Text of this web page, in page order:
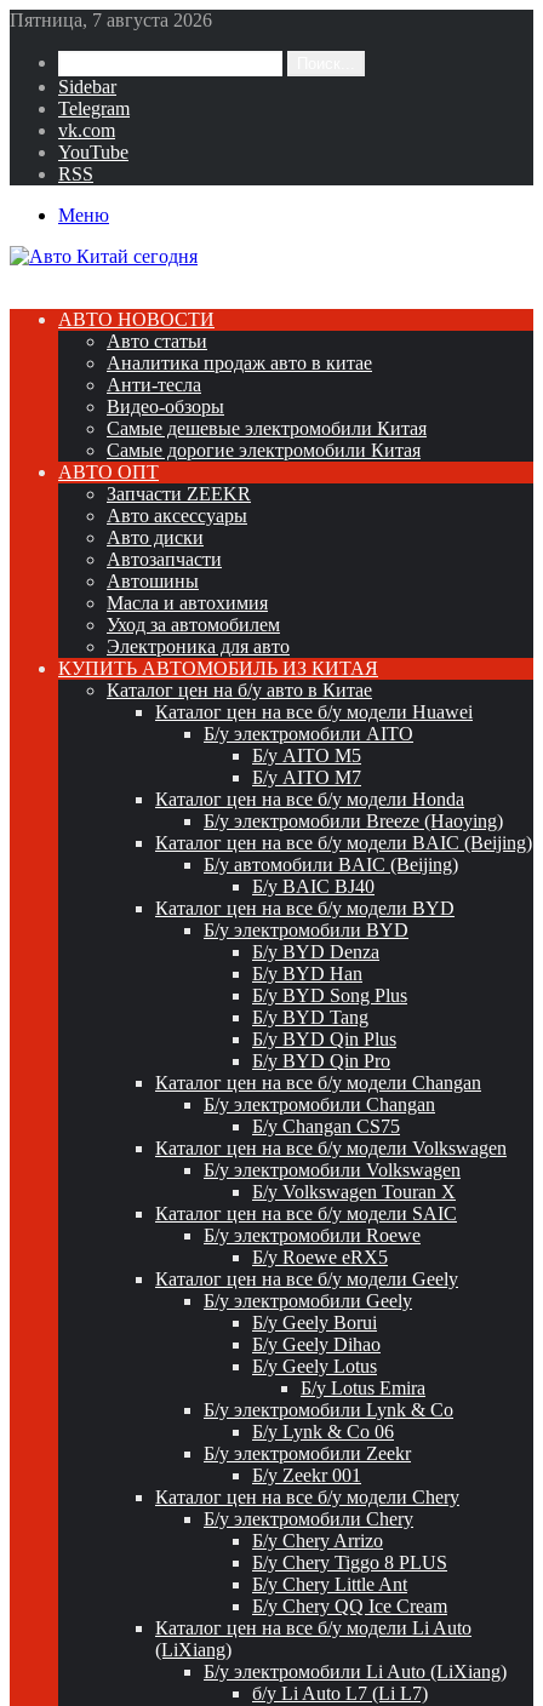
Пятница, 7 августа 2026
Sidebar
Telegram
vk.com
YouTube
RSS
Меню
АВТО НОВОСТИ
Авто статьи
Аналитика продаж авто в китае
Анти-тесла
Видео-обзоры
Самые дешевые электромобили Китая
Самые дорогие электромобили Китая
АВТО ОПТ
Запчасти ZEEKR
Авто аксессуары
Авто диски
Автозапчасти
Автошины
Масла и автохимия
Уход за автомобилем
Электроника для авто
КУПИТЬ АВТОМОБИЛЬ ИЗ КИТАЯ
Каталог цен на б/у авто в Китае
Каталог цен на все б/у модели Huawei
Б/у электромобили AITO
Б/у AITO M5
Б/у AITO M7
Каталог цен на все б/у модели Honda
Б/у электромобили Breeze (Haoying)
Каталог цен на все б/у модели BAIC (Beijing)
Б/у автомобили BAIC (Beijing)
Б/у BAIC BJ40
Каталог цен на все б/у модели BYD
Б/у электромобили BYD
Б/у BYD Denza
Б/у BYD Han
Б/у BYD Song Plus
Б/у BYD Tang
Б/у BYD Qin Plus
Б/у BYD Qin Pro
Каталог цен на все б/у модели Changan
Б/у электромобили Changan
Б/у Changan CS75
Каталог цен на все б/у модели Volkswagen
Б/у электромобили Volkswagen
Б/у Volkswagen Touran X
Каталог цен на все б/у модели SAIC
Б/у электромобили Roewe
Б/у Roewe eRX5
Каталог цен на все б/у модели Geely
Б/у электромобили Geely
Б/у Geely Borui
Б/у Geely Dihao
Б/у Geely Lotus
Б/у Lotus Emira
Б/у электромобили Lynk & Co
Б/у Lynk & Co 06
Б/у электромобили Zeekr
Б/у Zeekr 001
Каталог цен на все б/у модели Chery
Б/у электромобили Chery
Б/у Chery Arrizo
Б/у Chery Tiggo 8 PLUS
Б/у Chery Little Ant
Б/у Chery QQ Ice Cream
Каталог цен на все б/у модели Li Auto
(LiXiang)
Б/у электромобили Li Auto (LiXiang)
б/у Li Auto L7 (Li L7)